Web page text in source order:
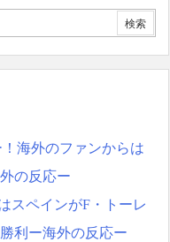
爆走、ピッチ横断話題
外「オチが多すぎ！」
を不買する韓国の矛盾
んなの見たことない!」
の人生の目的が完成」
の反応
韓国の反応】「M6.1の
被害を受けても、次の
朝には日常に戻ってい
海外のファンからは
の反応ー
スペインがF・トーレ
利ー海外の反応ー